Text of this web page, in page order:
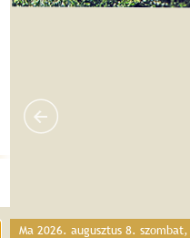
Ma 2026. augusztus 8.